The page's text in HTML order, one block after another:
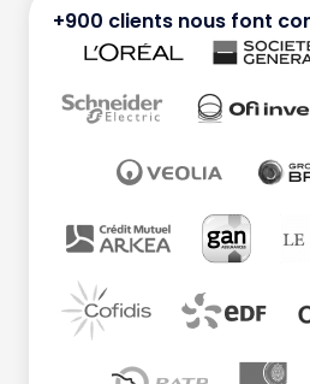
+900 clients nous font